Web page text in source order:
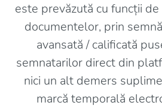
este prevăzută cu funcții
documentelor, prin
avansată / calificată
semnatarilor direct din
nici un alt demers
marcă temporală